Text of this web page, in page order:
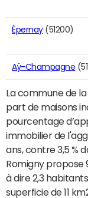
Épernay(51200)
Aÿ-Champagne
La commune de
part de maisons
pourcentage
immobilier de
ans, contre 3,5 %
Romigny propose
à dire 2,3
superficie de 11